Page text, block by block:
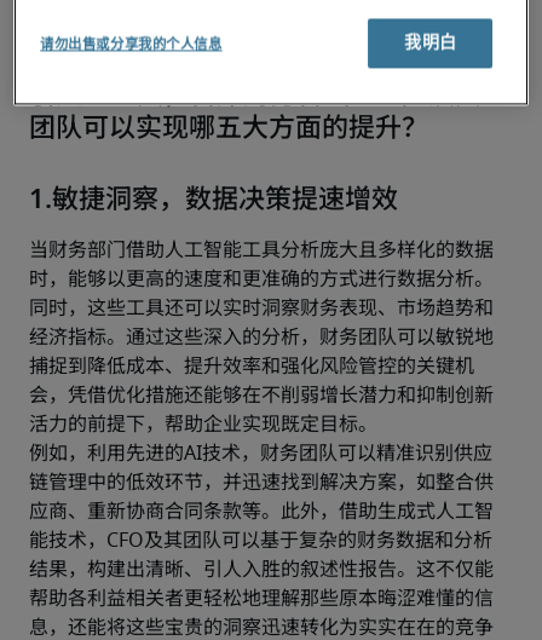
经济不确定因素时的决策方式，从而帮助更有效地规避
风险、驾驭不确定性。
团队可以实现哪五大方面的提升？
1.敏捷洞察，数据决策提速增效
当财务部门借助人工智能工具分析庞大且多样化的数据
时，能够以更高的速度和更准确的方式进行数据分析。
同时，这些工具还可以实时洞察财务表现、市场趋势和
经济指标。通过这些深入的分析，财务团队可以敏锐地
捕捉到降低成本、提升效率和强化风险管控的关键机
会，凭借优化措施还能够在不削弱增长潜力和抑制创新
活力的前提下，帮助企业实现既定目标。
例如，利用先进的AI技术，财务团队可以精准识别供应
链管理中的低效环节，并迅速找到解决方案，如整合供
应商、重新协商合同条款等。此外，借助生成式人工智
能技术，CFO及其团队可以基于复杂的财务数据和分析
结果，构建出清晰、引人入胜的叙述性报告。这不仅能
帮助各利益相关者更轻松地理解那些原本晦涩难懂的信
息，还能将这些宝贵的洞察迅速转化为实实在在的竞争
请勿出售或分享我的个人信息 我明白